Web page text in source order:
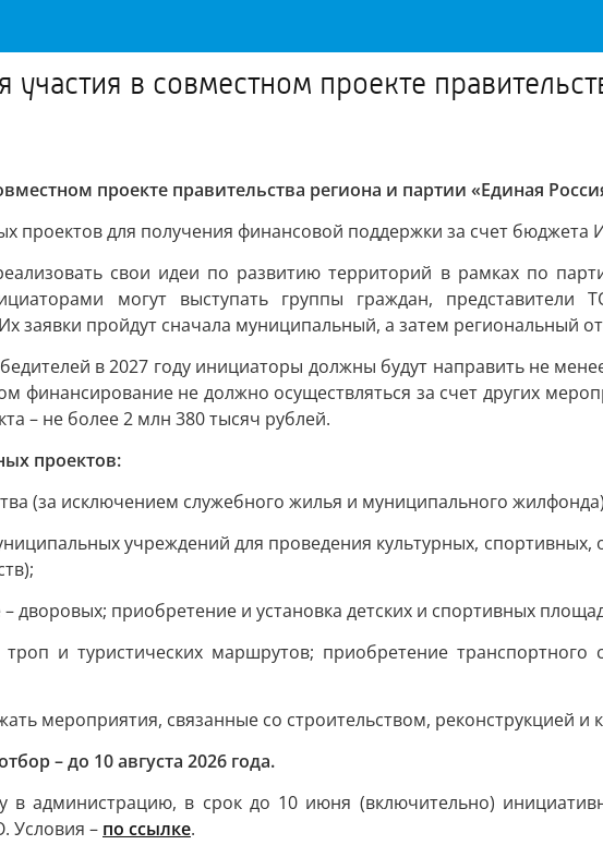
участия в совместном проекте
проекте правительства региона и партии «Единая
проектов для получения финансовой поддержки за счет бюджета
свои идеи по развитию территорий в рамках по
могут выступать группы граждан, представители
заявки пройдут сначала муниципальный, а затем региональный
в 2027 году инициаторы должны будут направить не
финансирование не должно осуществляться за счет других
– не более 2 млн 380 тысяч рублей.
проектов:
(за исключением служебного жилья и муниципального
учреждений для проведения культурных,
дворовых; приобретение и установка детских и спортивных
и туристических маршрутов; приобретение транспортного
мероприятия, связанные со строительством, реконструкцией
– до 10 августа 2026 года.
администрацию, в срок до 10 июня (включительно)
Условия – по ссылке.